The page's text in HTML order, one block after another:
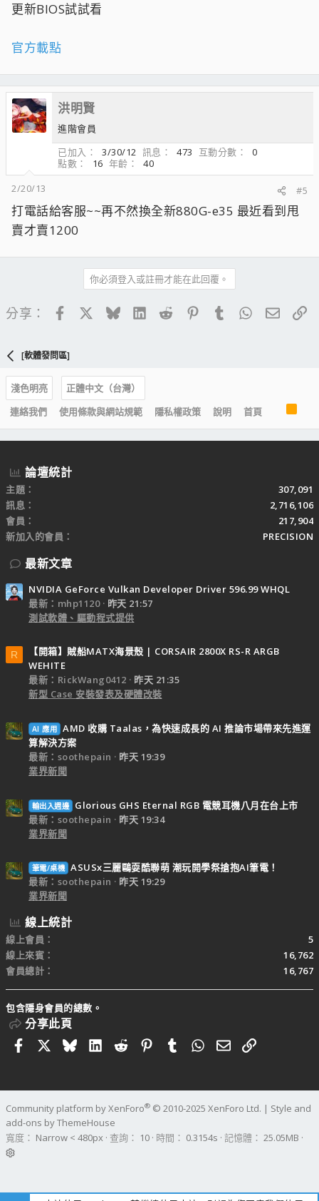
更新BIOS試試看
官方載點
洪明賢
進階會員
已加入
3/30/12 訊息 473 互動分數
0
點數
16 年齡
40
2/20/13
#5
打電話給客服~~再不然換全新880G-e35 最近看到甩
賣才賣1200
你必須登入或註冊才能在此回覆。
分享： FacebookBlueskyLinkedIn
Reddit PinterestTumblrWhatsApp
電子
[軟體發問區]
淺色明亮
正體中文（台灣）
連絡我們
使用條款與網站規範 隱私權政策 說明 首頁
S
論壇統計
主題
307,091
訊息
2,716,106
會員
217,904
新加入的會員
PRECISION
最新文章
NVIDIA GeForce Vulkan Developer Driver 596.99 WHQL
最新：mhp1120
昨天 21:57
測試軟體、驅動程式提供
R
【開箱】賊船MATX海景殼 | CORSAIR 2800X RS-R ARGB
WEHITE
最新：RickWang0412
昨天 21:35
新型 Case 安裝發表及硬體改裝
AI 應用 AMD 收購 Taalas，為快速成長的 AI 推論市場帶來先進運
算解決方案
最新：soothepain
昨天 19:39
業界新聞
輸出入週邊
Glorious GHS Eternal RGB 電競耳機八月在台上市
最新：soothepain
昨天 19:34
業界新聞
筆電/桌機 ASUSx三麗鷗耍酷聯萌 潮玩開學祭搶抱AI筆電！
最新：soothepain
昨天 19:29
業界新聞
線上統計
線上會員
5
線上來賓
16,762
會員總計
16,767
包含隱身會員的總數。
分享此頁
FacebookBlueskyLinkedIn
RedditPinterestTumblrWhatsApp
電子郵件
連結
Community platform by XenForo® © 2010-2025 XenForo Ltd. | Style and
add-ons by ThemeHouse
寬度
查詢 10 時間 0.3154s 記憶體 25.05MB